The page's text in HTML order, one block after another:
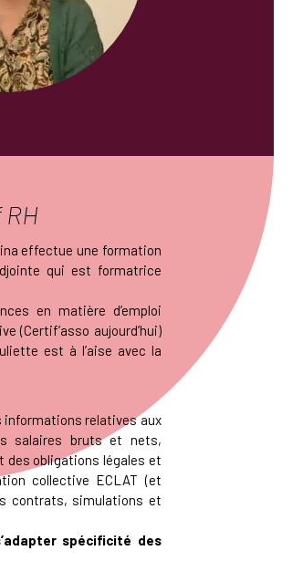
effectue une formation
qui est formatrice
en matière d’emploi
(Certif’asso aujourd’hui)
est à l’aise avec la
relatives aux
salaires bruts et nets,
des obligations légales et
collective ECLAT (et
contrats, simulations et
spécificité des